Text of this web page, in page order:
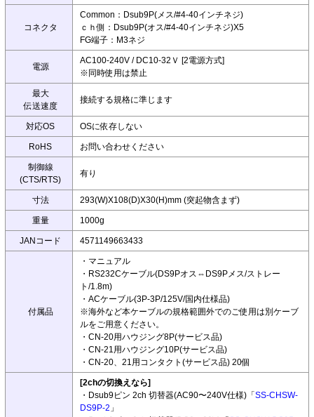
コネクタ
Common：Dsub9P(メス/#4-40インチネジ)
ｃｈ側：Dsub9P(オス/#4-40インチネジ)X5
FG端子：M3ネジ
電源
AC100-240V / DC10-32Ｖ [2電源方式]
※同時使用は禁止
最大
伝送速度
接続する規格に準じます
対応OS OSに依存しない
RoHS お問い合わせください
制御線
(CTS/RTS)
有り
寸法 293(W)X108(D)X30(H)mm (突起物含まず)
重量 1000g
JANコード 4571149663433
付属品
・マニュアル
・RS232Cケーブル(DS9Pオス⇔DS9Pメス/ストレー
ト/1.8m)
・ACケーブル(3P-3P/125V/国内仕様品)
※海外など本ケーブルの規格範囲外でのご使用は別ケーブ
ルをご用意ください。
・CN-20用ハウジング8P(サービス品)
・CN-21用ハウジング10P(サービス品)
・CN-20、21用コンタクト(サービス品) 20個
[2chの切換えなら]
・Dsub9ピン 2ch 切替器(AC90〜240V仕様)「 SS-CHSW-
DS9P-2 」